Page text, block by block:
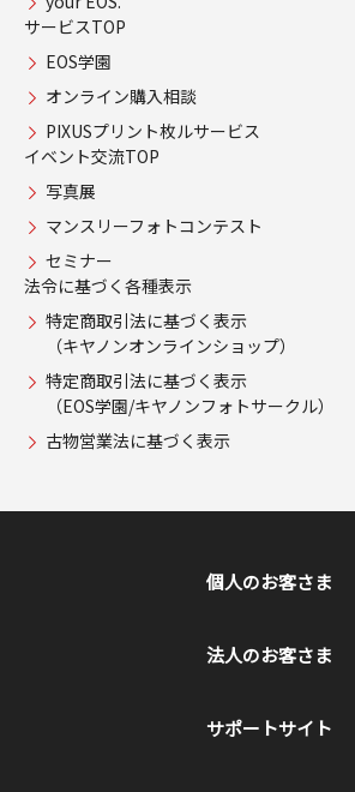
サービスTOP
EOS学園
オンライン購入相談
PIXUSプリント枚ルサービス
イベント交流TOP
写真展
マンスリーフォトコンテスト
セミナー
法令に基づく各種表示
特定商取引法に基づく表示
（キヤノンオンラインショップ）
特定商取引法に基づく表示
（EOS学園/キヤノンフォトサークル）
古物営業法に基づく表示
個人のお客さま
法人のお客さま
サポートサイト